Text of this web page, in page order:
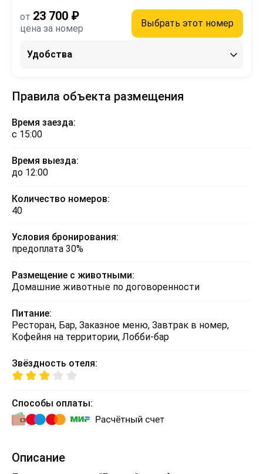
от 23 700 ₽
цена за номер Выбрать этот номер
Удобства
Правила объекта размещения
Время заезда:
с 15:00
Время выезда:
до 12:00
Количество номеров:
40
Условия бронирования:
предоплата 30%
Размещение с животными:
Домашние животные по договоренности
Питание:
Ресторан, Бар, Заказное меню, Завтрак в номер,
Кофейня на территории, Лобби-бар
Звёздность отеля:
Способы оплаты:
Описание